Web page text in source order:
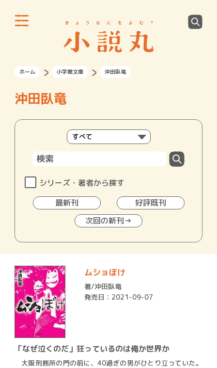
ホーム 小学館文庫 沖田臥竜
沖田臥竜
シリーズ・著者から探す
最新刊
好評既刊
次回の新刊→
ムショぼけ
著/沖田臥竜
発売日：2021-09-07
「なぜ泣くのだ」狂っているのは俺か世界か
大阪刑務所の門の前に、40過ぎの男がひとり立っていた。